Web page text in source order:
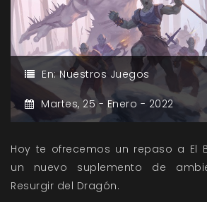
En: Nuestros Juegos
Martes, 25 -Enero - 2022
Hoy te ofrecemos un repaso a El
un nuevo suplemento de
Resurgir del Dragón.